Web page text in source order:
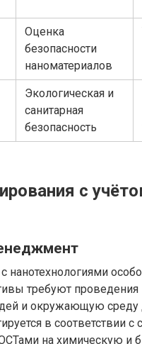
Оценка
безопасности
наноматериалов
Экологическая и
санитарная
безопасность
с
нанотехнологиями
требуют
и окружающую среду
в соответствии
на химическую и